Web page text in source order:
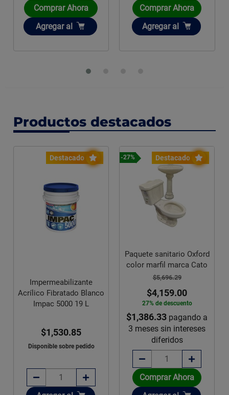
Comprar Ahora
Añadir
Agregar al
Comprar Ahora
Añadir
Agregar al
Productos destacados
Destacado
Impermeabilizante
Acrílico Fibratado Blanco
Impac 5000 19 L
$1,530.85
Disponible sobre pedido
Destacado
-27%
Paquete sanitario Oxford
color marfil marca Cato
$5,696.29
$4,159.00
27% de descuento
$1,386.33pagando a
3 meses sin intereses
diferidos
Comprar Ahora